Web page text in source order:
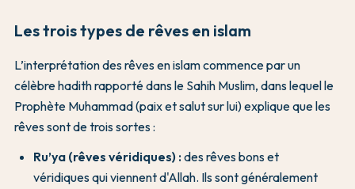
Les trois types de rêves en islam
L’interprétation des rêves en islam commence par un
célèbre hadith rapporté dans le Sahih Muslim, dans lequel le
Prophète Muhammad (paix et salut sur lui) explique que les
rêves sont de trois sortes :
Ru’ya (rêves véridiques) :des rêves bons et
véridiques qui viennent d'Allah. Ils sont généralement